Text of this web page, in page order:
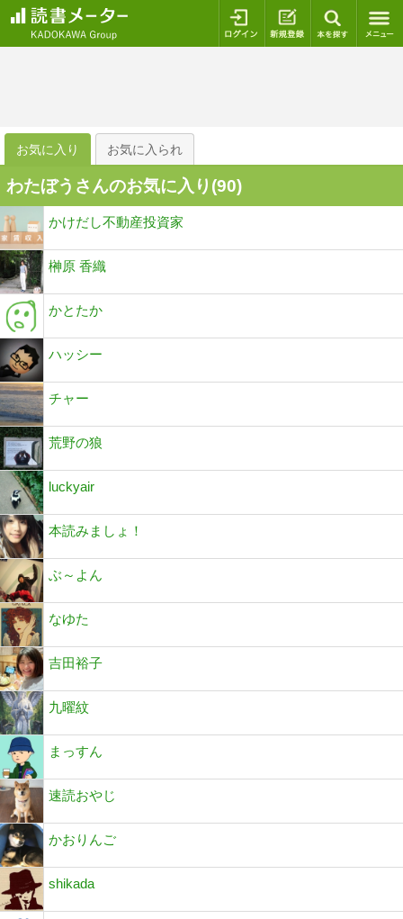
ログイン 新規登録
お気に入り お気に入られ
わたぼうさんのお気に入り(90)
かけだし不動産投資家
榊原 香織
かとたか
ハッシー
チャー
荒野の狼
luckyair
本読みましょ！
ぶ～よん
なゆた
吉田裕子
九曜紋
まっすん
速読おやじ
かおりんご
shikada